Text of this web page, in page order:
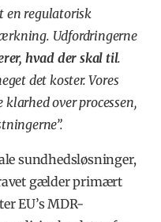
en regulatorisk
Udfordringerne
hvad der skal til.
det koster. Vores
over processen,
sundhedsløsninger,
gælder primært
EU’s MDR-